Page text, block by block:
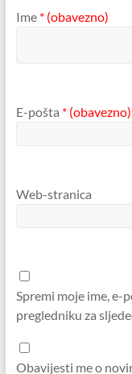
Ime * (obavezno)
E-pošta * (obavezno)
Web-stranica
Spremi moje ime,
pregledniku za
Obavijesti me o